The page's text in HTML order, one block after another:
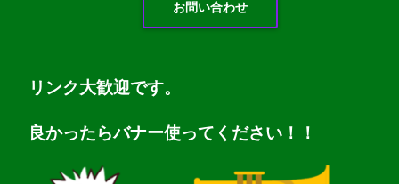
お問い合わせ
リンク大歓迎です。
良かったらバナー使ってください！！